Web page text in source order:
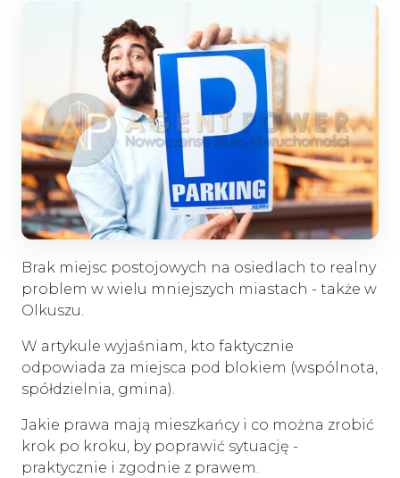
Brak miejsc postojowych na osiedlach to realny
problem w wielu mniejszych miastach - także w
Olkuszu.
W artykule wyjaśniam, kto faktycznie
odpowiada za miejsca pod blokiem (wspólnota,
spółdzielnia, gmina).
Jakie prawa mają mieszkańcy i co można zrobić
krok po kroku, by poprawić sytuację -
praktycznie i zgodnie z prawem.